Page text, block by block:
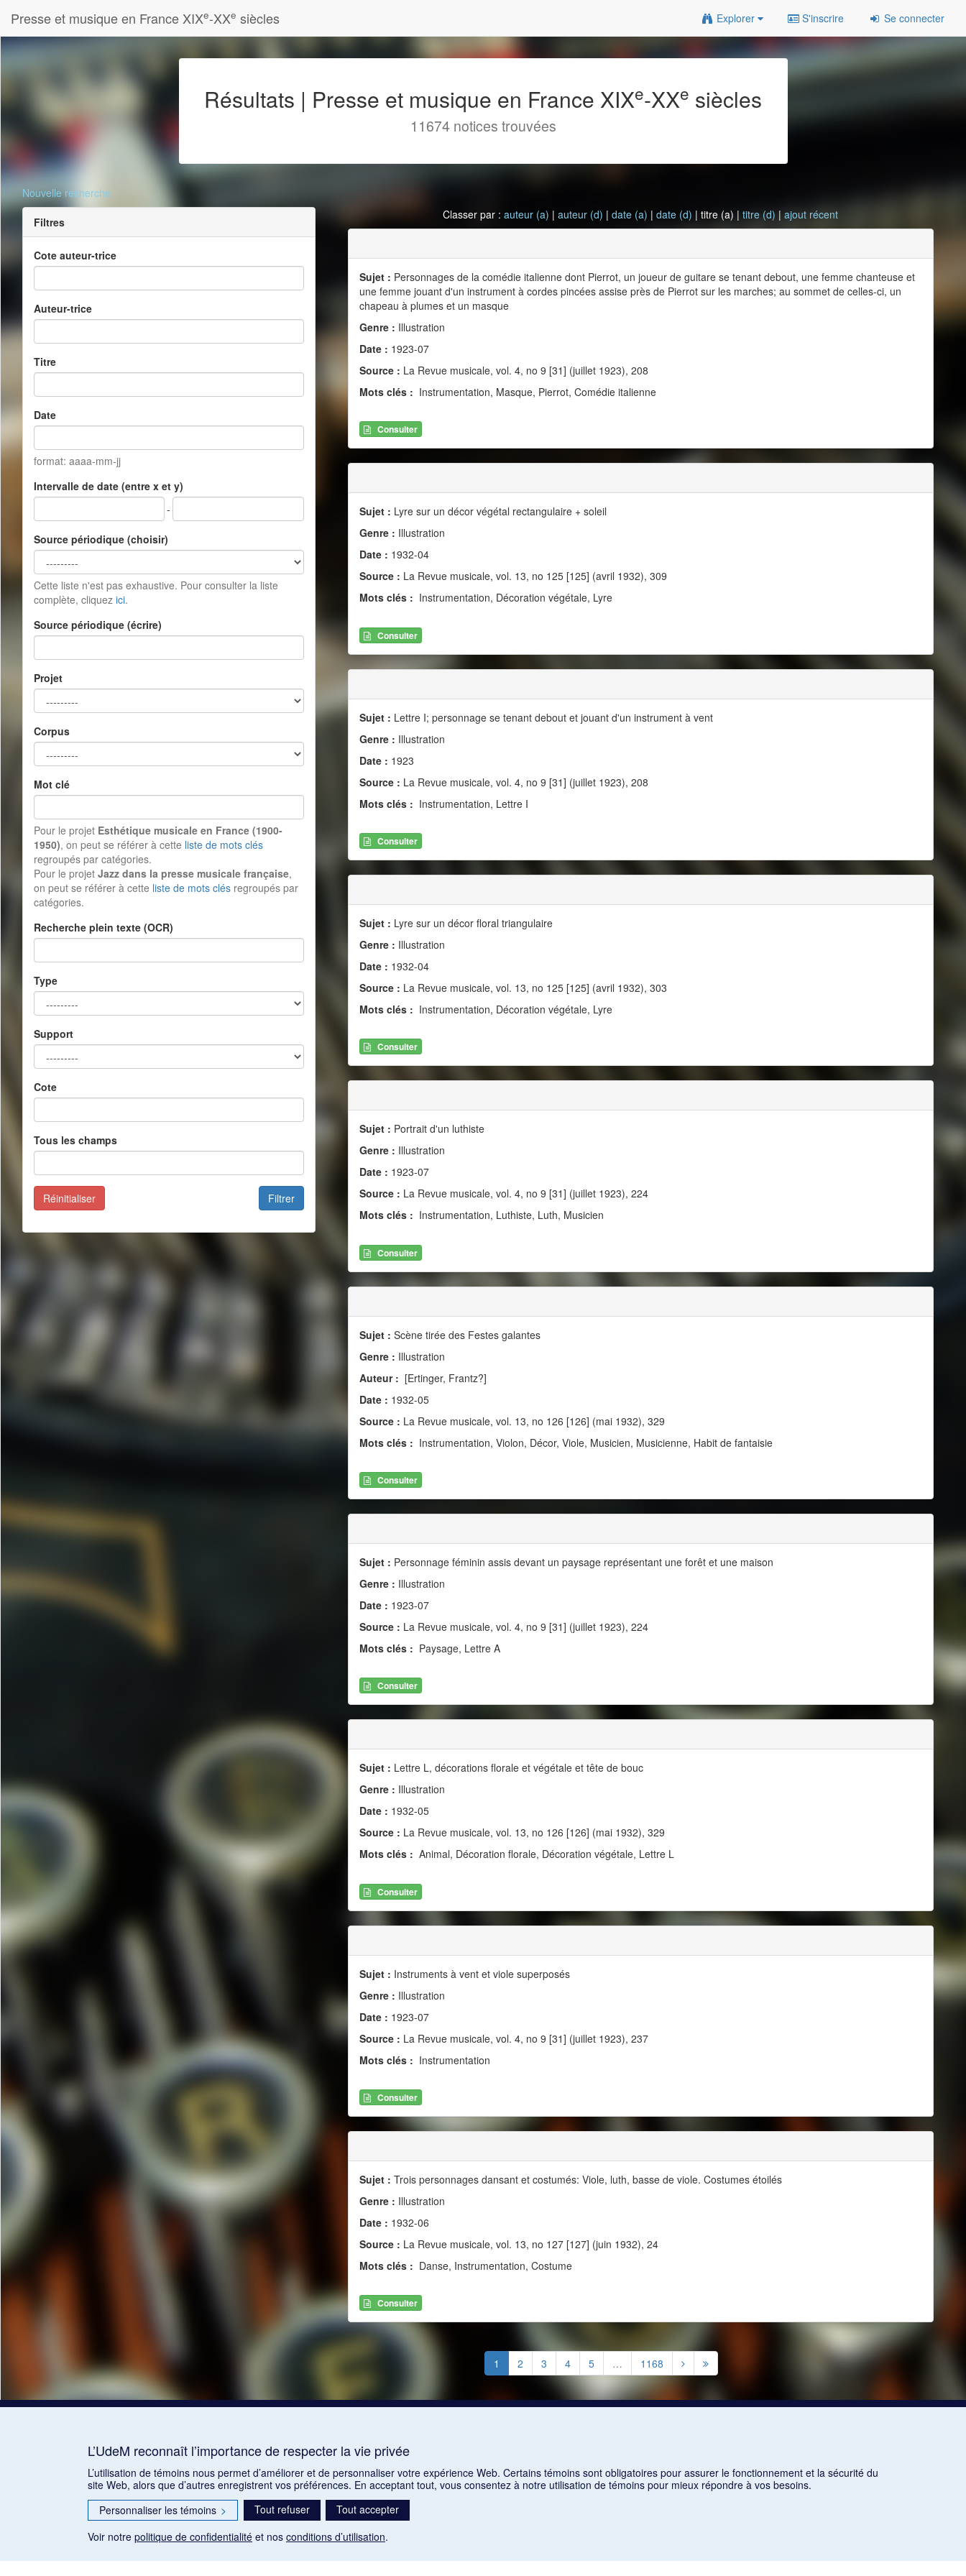
Presse et musique en France XIXe-XXe siècles Explorer S'inscrire Se connecter
Résultats | Presse et musique en France XIXe-XXe siècles
11674 notices trouvées
Nouvelle recherche
Filtres
Cote auteur-trice
Auteur-trice
Titre
Date
format: aaaa-mm-jj
Intervalle de date (entre x et y)
-
Source périodique (choisir)
Cette liste n'est pas exhaustive. Pour consulter la liste
complète, cliquez ici.
Source périodique (écrire)
Projet
Corpus
Mot clé
Pour le projet Esthétique musicale en France (1900-
1950), on peut se référer à cette liste de mots clés
regroupés par catégories.
Pour le projet Jazz dans la presse musicale française,
on peut se référer à cette liste de mots clés regroupés par
catégories.
Recherche plein texte (OCR)
Type
Support
Cote
Tous les champs
Filtrer
Réinitialiser
Classer par :auteur (a) |auteur (d) |date (a) |date (d) | titre (a) |titre (d) |ajout récent
Sujet : Personnages de la comédie italienne dont Pierrot, un joueur de guitare se tenant debout, une femme chanteuse et
une femme jouant d'un instrument à cordes pincées assise près de Pierrot sur les marches; au sommet de celles-ci, un
chapeau à plumes et un masque
Genre : Illustration
Date : 1923-07
Source : La Revue musicale, vol. 4, no 9 [31] (juillet 1923), 208
Mots clés : Instrumentation, Masque, Pierrot, Comédie italienne
Consulter
Sujet : Lyre sur un décor végétal rectangulaire + soleil
Genre : Illustration
Date : 1932-04
Source : La Revue musicale, vol. 13, no 125 [125] (avril 1932), 309
Mots clés : Instrumentation, Décoration végétale, Lyre
Consulter
Sujet : Lettre I; personnage se tenant debout et jouant d'un instrument à vent
Genre : Illustration
Date : 1923
Source : La Revue musicale, vol. 4, no 9 [31] (juillet 1923), 208
Mots clés : Instrumentation, Lettre I
Consulter
Sujet : Lyre sur un décor floral triangulaire
Genre : Illustration
Date : 1932-04
Source : La Revue musicale, vol. 13, no 125 [125] (avril 1932), 303
Mots clés : Instrumentation, Décoration végétale, Lyre
Consulter
Sujet : Portrait d'un luthiste
Genre : Illustration
Date : 1923-07
Source : La Revue musicale, vol. 4, no 9 [31] (juillet 1923), 224
Mots clés : Instrumentation, Luthiste, Luth, Musicien
Consulter
Sujet : Scène tirée des Festes galantes
Genre : Illustration
Auteur : [Ertinger, Frantz?]
Date : 1932-05
Source : La Revue musicale, vol. 13, no 126 [126] (mai 1932), 329
Mots clés : Instrumentation, Violon, Décor, Viole, Musicien, Musicienne, Habit de fantaisie
Consulter
Sujet : Personnage féminin assis devant un paysage représentant une forêt et une maison
Genre : Illustration
Date : 1923-07
Source : La Revue musicale, vol. 4, no 9 [31] (juillet 1923), 224
Mots clés : Paysage, Lettre A
Consulter
Sujet : Lettre L, décorations florale et végétale et tête de bouc
Genre : Illustration
Date : 1932-05
Source : La Revue musicale, vol. 13, no 126 [126] (mai 1932), 329
Mots clés : Animal, Décoration florale, Décoration végétale, Lettre L
Consulter
Sujet : Instruments à vent et viole superposés
Genre : Illustration
Date : 1923-07
Source : La Revue musicale, vol. 4, no 9 [31] (juillet 1923), 237
Mots clés : Instrumentation
Consulter
Sujet : Trois personnages dansant et costumés: Viole, luth, basse de viole. Costumes étoilés
Genre : Illustration
Date : 1932-06
Source : La Revue musicale, vol. 13, no 127 [127] (juin 1932), 24
Mots clés : Danse, Instrumentation, Costume
Consulter
1 2 3 4 5 … 1168
L’UdeM reconnaît l’importance de respecter la vie privée
L’utilisation de témoins nous permet d’améliorer et de personnaliser votre expérience Web. Certains témoins sont obligatoires pour assurer le fonctionnement et la sécurité du
site Web, alors que d’autres enregistrent vos préférences. En acceptant tout, vous consentez à notre utilisation de témoins pour mieux répondre à vos besoins.
Personnaliser les témoins > Tout refuser
Tout accepter
Voir notre politique de confidentialité et nos conditions d’utilisation.